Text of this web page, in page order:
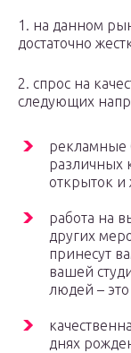
1. на данном
достаточно
2. спрос на
следующих
рекламные
различных
открыток и
работа на
других
принесут
вашей
людей –
днях